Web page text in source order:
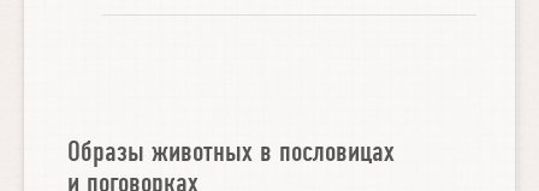
Образы животных в пословицах
и поговорках